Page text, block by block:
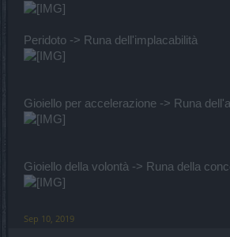
Peridoto -> Runa dell'implacabilità
Gioiello per accelerazione -> Runa
Gioiello della volontà -> Runa della
Sep 10, 2019